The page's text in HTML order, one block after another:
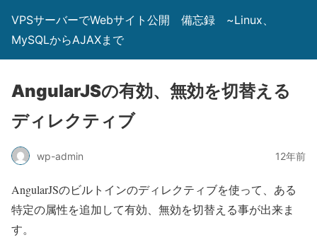
VPSサーバーでWebサイト公開 備忘録 ~Linux、
MySQLからAJAXまで
AngularJSの有効、無効を切替える
ディレクティブ
wp-admin 12年前
AngularJSのビルトインのディレクティブを使って、ある
特定の属性を追加して有効、無効を切替える事が出来ま
す。